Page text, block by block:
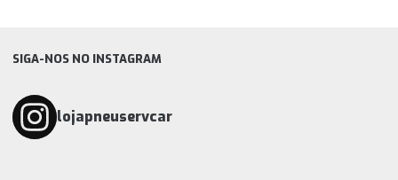
SIGA-NOS NO INSTAGRAM
lojapneuservcar